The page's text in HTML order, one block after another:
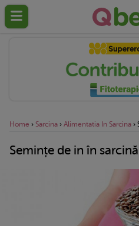
Home › Sarcina › Alimentatia In Sarcina ›
Semințe de in în sarcină